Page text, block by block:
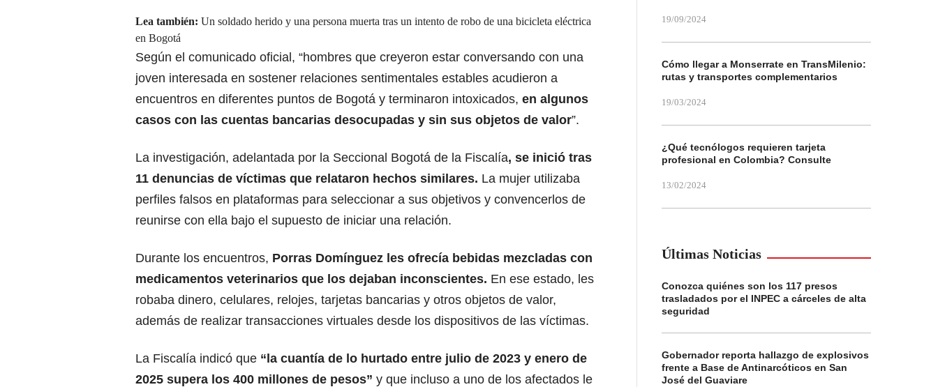
Lea también: Un soldado herido y una persona muerta tras un intento de robo de una bicicleta eléctrica
en Bogotá
Según el comunicado oficial, “hombres que creyeron estar conversando con una
joven interesada en sostener relaciones sentimentales estables acudieron a
encuentros en diferentes puntos de Bogotá y terminaron intoxicados, en algunos
casos con las cuentas bancarias desocupadas y sin sus objetos de valor”.
La investigación, adelantada por la Seccional Bogotá de la Fiscalía, se inició tras
11 denuncias de víctimas que relataron hechos similares. La mujer utilizaba
perfiles falsos en plataformas para seleccionar a sus objetivos y convencerlos de
reunirse con ella bajo el supuesto de iniciar una relación.
Durante los encuentros, Porras Domínguez les ofrecía bebidas mezcladas con
medicamentos veterinarios que los dejaban inconscientes. En ese estado, les
robaba dinero, celulares, relojes, tarjetas bancarias y otros objetos de valor,
además de realizar transacciones virtuales desde los dispositivos de las víctimas.
La Fiscalía indicó que “la cuantía de lo hurtado entre julio de 2023 y enero de
2025 supera los 400 millones de pesos” y que incluso a uno de los afectados le
19/09/2024
Cómo llegar a Monserrate en TransMilenio:
rutas y transportes complementarios
19/03/2024
¿Qué tecnólogos requieren tarjeta
profesional en Colombia? Consulte
13/02/2024
Últimas Noticias
Conozca quiénes son los 117 presos
trasladados por el INPEC a cárceles de alta
seguridad
Gobernador reporta hallazgo de explosivos
frente a Base de Antinarcóticos en San
José del Guaviare